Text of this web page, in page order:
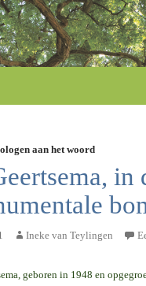
aan het woord
in
Ineke van Teylingen
geboren in 1948 en